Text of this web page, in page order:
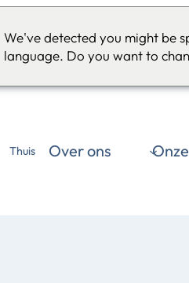
We've detected you might be
language. Do you want to
Thuis Over ons